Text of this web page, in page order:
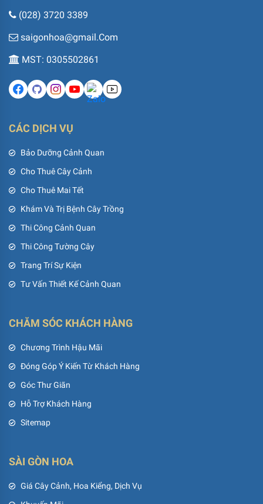
(028) 3720 3389
saigonhoa@gmail.Com
MST: 0305502861
CÁC DỊCH VỤ
Bảo Dưỡng Cảnh Quan
Cho Thuê Cây Cảnh
Cho Thuê Mai Tết
Khám Và Trị Bệnh Cây Trồng
Thi Công Cảnh Quan
Thi Công Tường Cây
Trang Trí Sự Kiện
Tư Vấn Thiết Kế Cảnh Quan
CHĂM SÓC KHÁCH HÀNG
Chương Trình Hậu Mãi
Đóng Góp Ý Kiến Từ Khách Hàng
Góc Thư Giãn
Hỗ Trợ Khách Hàng
Sitemap
SÀI GÒN HOA
Giá Cây Cảnh, Hoa Kiểng, Dịch Vụ